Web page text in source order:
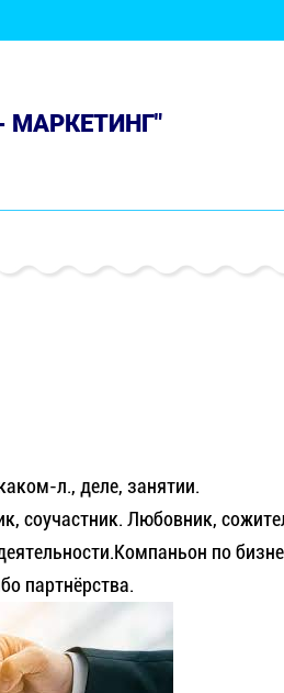
МАРКЕТИНГ"
л., деле, занятии.
соучастник. Любовник,
по
партнёрства.